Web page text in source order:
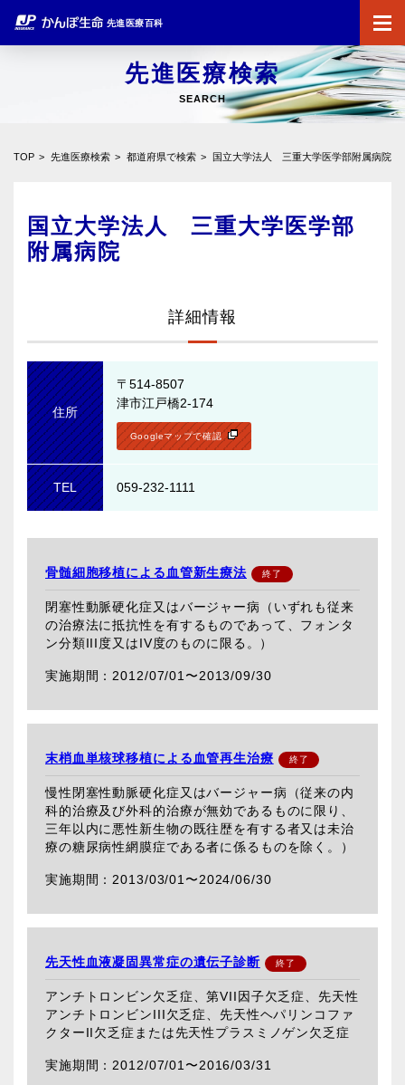
先進医療百科
先進医療検索
SEARCH
TOP 先進医療検索 都道府県で検索 国立大学法人 三重大学医学部附属病院
国立大学法人 三重大学医学部
附属病院
詳細情報
住所
〒514-8507
津市江戸橋2-174
Googleマップで確認
TEL 059-232-1111
骨髄細胞移植による血管新生療法
閉塞性動脈硬化症又はバージャー病（いずれも従来
の治療法に抵抗性を有するものであって、フォンタ
ン分類III度又はIV度のものに限る。）
2012/07/01〜2013/09/30
末梢血単核球移植による血管再生治療
慢性閉塞性動脈硬化症又はバージャー病（従来の内
科的治療及び外科的治療が無効であるものに限り、
三年以内に悪性新生物の既往歴を有する者又は未治
療の糖尿病性網膜症である者に係るものを除く。）
2013/03/01〜2024/06/30
先天性血液凝固異常症の遺伝子診断
アンチトロンビン欠乏症、第VII因子欠乏症、先天性
アンチトロンビンIII欠乏症、先天性ヘパリンコファ
クターII欠乏症または先天性プラスミノゲン欠乏症
2012/07/01〜2016/03/31